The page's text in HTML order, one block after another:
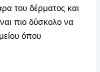
του δέρματος και
πιο δύσκολο να
όπου